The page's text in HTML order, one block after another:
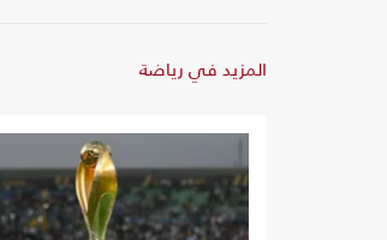
المزيد في رياضة